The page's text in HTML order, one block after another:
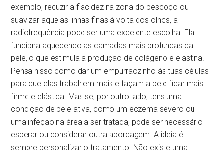
exemplo, reduzir a flacidez na zona do pescoço ou
suavizar aquelas linhas finas à volta dos olhos, a
radiofrequência pode ser uma excelente escolha. Ela
funciona aquecendo as camadas mais profundas da
pele, o que estimula a produção de colágeno e elastina.
Pensa nisso como dar um empurrãozinho às tuas células
para que elas trabalhem mais e façam a pele ficar mais
firme e elástica. Mas se, por outro lado, tens uma
condição de pele ativa, como um eczema severo ou
uma infeção na área a ser tratada, pode ser necessário
esperar ou considerar outra abordagem. A ideia é
sempre personalizar o tratamento. Não existe uma